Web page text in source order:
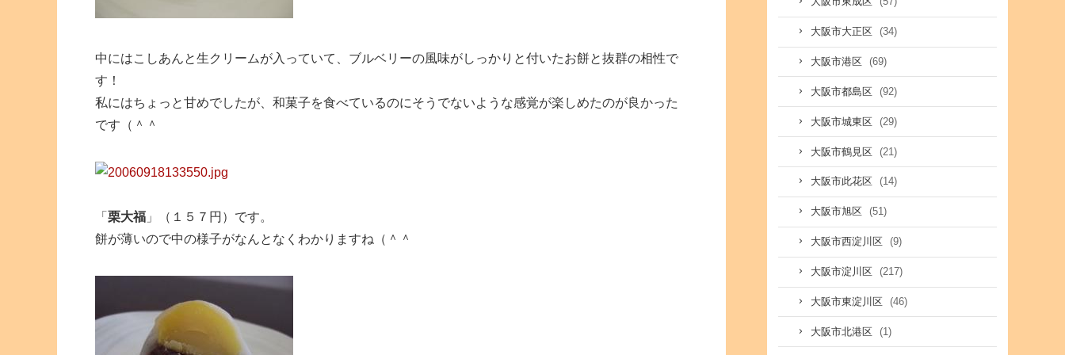
中にはこしあんと生クリームが入っていて、ブルベリーの風味がしっかりと付いたお餅と抜群の相性で
す！
私にはちょっと甘めでしたが、和菓子を食べているのにそうでないような感覚が楽しめたのが良かった
です（＾＾
「 栗大福 」（１５７円）です。
餅が薄いので中の様子がなんとなくわかりますね（＾＾
大阪市大正区 (34)
大阪市港区 (69)
大阪市都島区 (92)
大阪市城東区 (29)
大阪市鶴見区 (21)
大阪市此花区 (14)
大阪市旭区 (51)
大阪市西淀川区 (9)
大阪市淀川区 (217)
大阪市東淀川区 (46)
大阪市北港区 (1)